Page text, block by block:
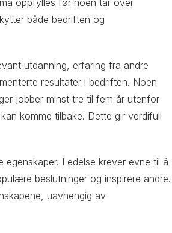
oppfylles før noen tar over
både bedriften og
utdanning, erfaring fra andre
resultater i bedriften. Noen
jobber minst tre til fem år utenfor
komme tilbake. Dette gir verdifull
egenskaper. Ledelse krever evne til å
beslutninger og inspirere andre.
uavhengig av